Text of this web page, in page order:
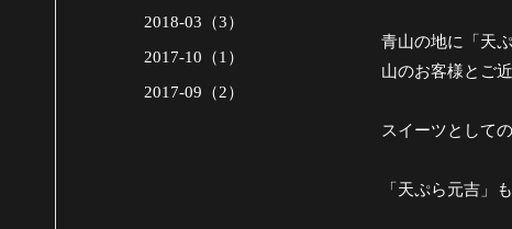
青山の地に「天
山のお客様とご
スイーツとして
「天ぷら元吉」
2018-03（3）
2017-10（1）
2017-09（2）